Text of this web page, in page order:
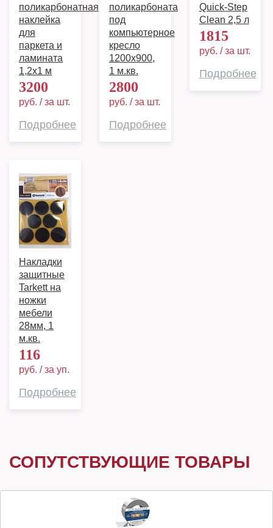
поликарбонатная
наклейка
для
паркета и
ламината
1,2х1 м
3200
руб. / за шт.
Подробнее
поликарбоната
под
компьютерное
кресло
1200х900,
1 м.кв.
2800
руб. / за шт.
Подробнее
Quick-Step
Clean 2,5 л
1815
руб. / за шт.
Подробнее
Накладки
защитные
Tarkett на
ножки
мебели
28мм, 1
м.кв.
116
руб. / за уп.
Подробнее
СОПУТСТВУЮЩИЕ ТОВАРЫ